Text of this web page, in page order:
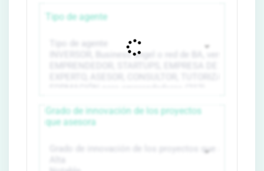
Tipo de agente
Grado de innovación de los proyectos
que asesora